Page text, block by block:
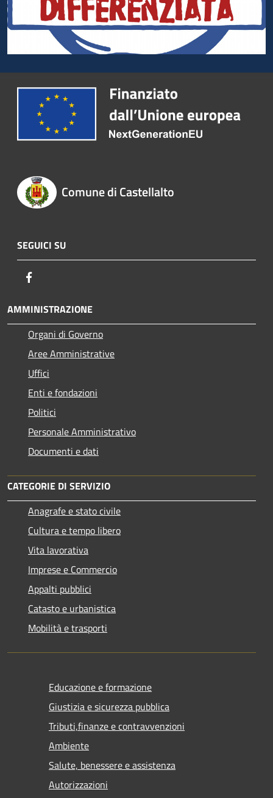
Comune di Castellalto
SEGUICI SU
AMMINISTRAZIONE
Organi di Governo
Aree Amministrative
Uffici
Enti e fondazioni
Politici
Personale Amministrativo
Documenti e dati
CATEGORIE DI SERVIZIO
Anagrafe e stato civile
Cultura e tempo libero
Vita lavorativa
Imprese e Commercio
Appalti pubblici
Catasto e urbanistica
Mobilità e trasporti
Educazione e formazione
Giustizia e sicurezza pubblica
Tributi,finanze e contravvenzioni
Ambiente
Salute, benessere e assistenza
Autorizzazioni